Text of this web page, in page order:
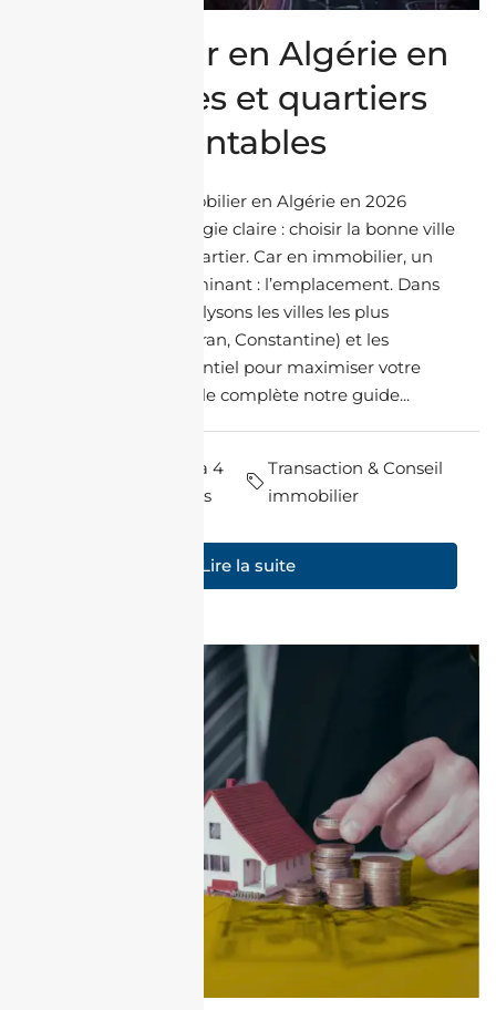
Où investir en Algérie en
2026 : villes et quartiers
les plus rentables
Investir dans l’immobilier en Algérie en 2026
nécessite une stratégie claire : choisir la bonne ville
et surtout le bon quartier. Car en immobilier, un
facteur reste déterminant : l’emplacement. Dans
cet article, nous analysons les villes les plus
attractives (Alger, Oran, Constantine) et les
quartiers à fort potentiel pour maximiser votre
rentabilité. Cet article complète notre guide...
il y a 4
mois
Transaction & Conseil
immobilier
Lire la suite